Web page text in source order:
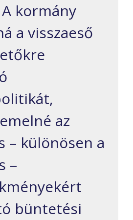
kormány
a visszaeső
az
– különösen a
–
büntetési